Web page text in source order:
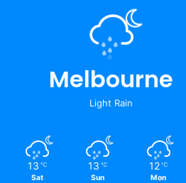
Melbourne
Light Rain
13 ℃
Sat
13 ℃
Sun
12 ℃
Mon